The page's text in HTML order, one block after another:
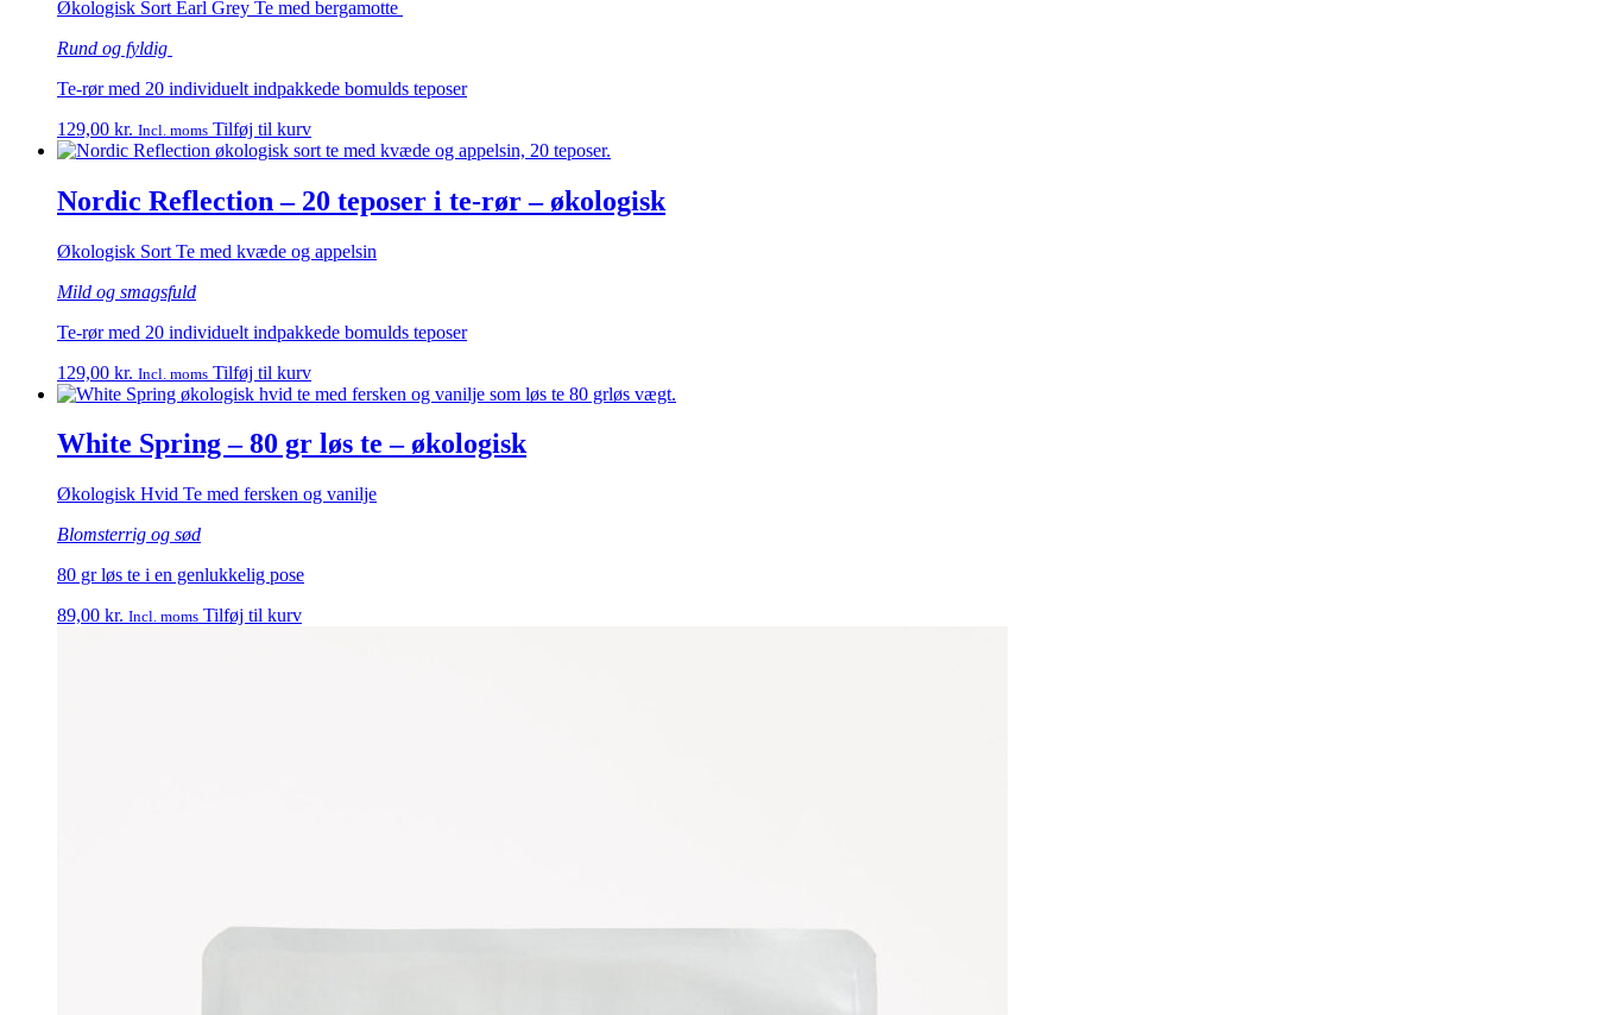
Økologisk Sort Earl Grey Te med bergamotte
Rund og fyldig
Te-rør med 20 individuelt indpakkede bomulds teposer
129,00 kr. Incl. moms Tilføj til kurv
Nordic Reflection – 20 teposer i te-rør – økologisk
Økologisk Sort Te med kvæde og appelsin
Mild og smagsfuld
Te-rør med 20 individuelt indpakkede bomulds teposer
129,00 kr. Incl. moms Tilføj til kurv
White Spring – 80 gr løs te – økologisk
Økologisk Hvid Te med fersken og vanilje
Blomsterrig og sød
80 gr løs te i en genlukkelig pose
89,00 kr. Incl. moms Tilføj til kurv